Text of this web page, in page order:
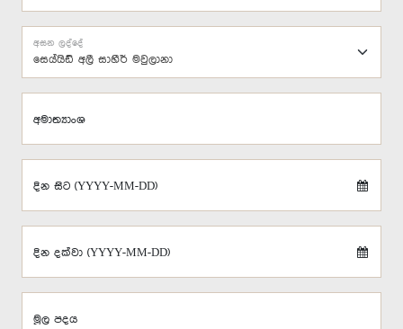
සෙය්යිඩ් අලී සාහීර් මවුලානා
අසන ලද්දේ
අමාත්‍යාංශ
දින සිට (YYYY-MM-DD)
දින දක්වා (YYYY-MM-DD)
මූල පදය